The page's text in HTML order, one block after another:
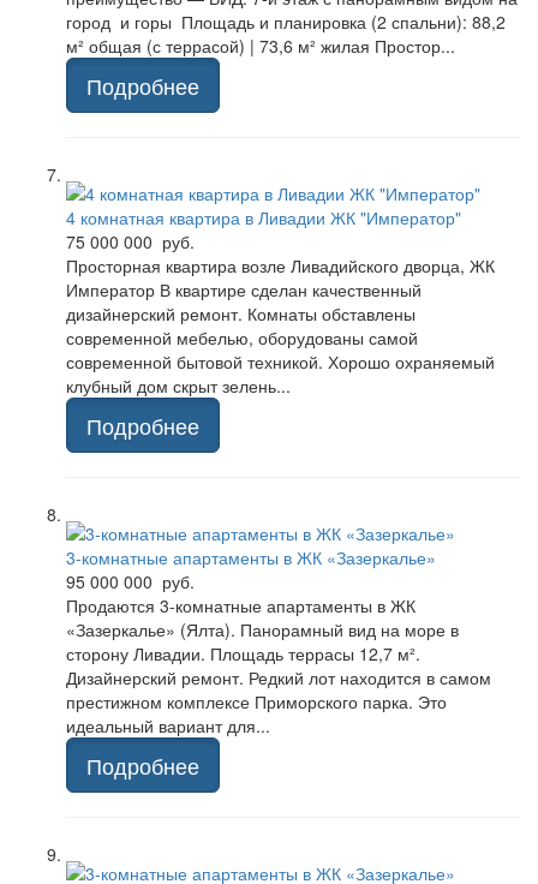
город и горы Площадь и планировка (2 спальни): 88,2
м² общая (с террасой) | 73,6 м² жилая Простор...
Подробнее
4 комнатная квартира в Ливадии ЖК "Император"
75 000 000 руб.
Просторная квартира возле Ливадийского дворца, ЖК
Император В квартире сделан качественный
дизайнерский ремонт. Комнаты обставлены
современной мебелью, оборудованы самой
современной бытовой техникой. Хорошо охраняемый
клубный дом скрыт зелень...
Подробнее
3-комнатные апартаменты в ЖК «Зазеркалье»
95 000 000 руб.
Продаются 3-комнатные апартаменты в ЖК
«Зазеркалье» (Ялта). Панорамный вид на море в
сторону Ливадии. Площадь террасы 12,7 м².
Дизайнерский ремонт. Редкий лот находится в самом
престижном комплексе Приморского парка. Это
идеальный вариант для...
Подробнее